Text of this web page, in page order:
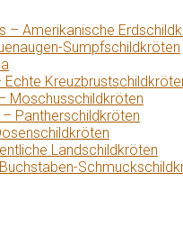
– Amerikanische
Sumpfschildkröten
Moschusschildkröten
Pantherschildkröten
Landschildkröten